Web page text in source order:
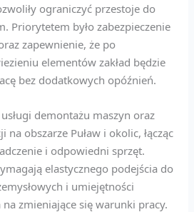
ograniczyć przestoje do
Priorytetem było zabezpieczenie
zapewnienie, że po
elementów zakład będzie
bez dodatkowych opóźnień.
demontażu maszyn oraz
obszarze Puław i okolic, łącząc
i odpowiedni sprzęt.
elastycznego podejścia do
i umiejętności
zmieniające się warunki pracy.